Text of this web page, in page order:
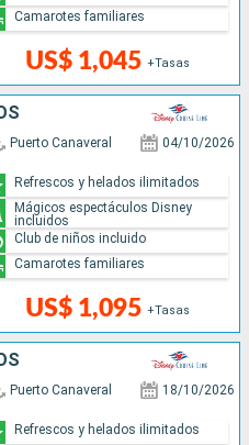
US$ 1,045 +Tasas
Camarotes familiares
Puerto Canaveral 04/10/2026
US$ 1,095 +Tasas
Refrescos y helados ilimitados
Mágicos espectáculos Disney
incluidos
Club de niños incluido
Camarotes familiares
Puerto Canaveral 18/10/2026
Refrescos y helados ilimitados